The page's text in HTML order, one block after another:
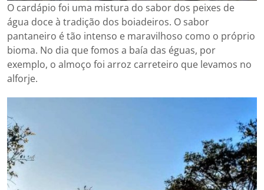
O cardápio foi uma mistura do sabor dos peixes de
água doce à tradição dos boiadeiros. O sabor
pantaneiro é tão intenso e maravilhoso como o próprio
bioma. No dia que fomos a baía das éguas, por
exemplo, o almoço foi arroz carreteiro que levamos no
alforje.